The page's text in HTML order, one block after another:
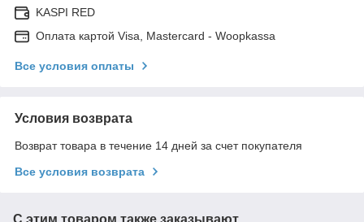
KASPI RED
Оплата картой Visa, Mastercard - Woopkassa
Все условия оплаты
Условия возврата
Возврат товара в течение 14 дней за счет покупателя
Все условия возврата
С этим товаром также заказывают